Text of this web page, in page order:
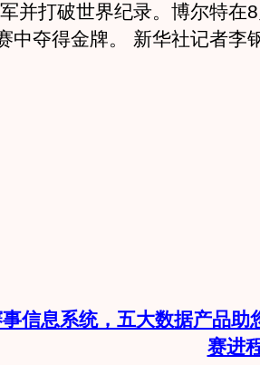
并打破世界纪录。博尔特在
中夺得金牌。 新华社记者李
信息系统，五大数据产品助
赛进